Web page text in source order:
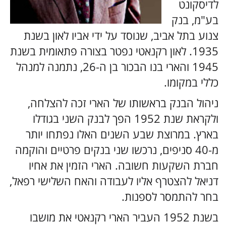
לדיסקונט
בע"מ, בנק
צנוע בתל אביב, שנוסד על ידי אביו לאון בשנת
1935. לאון רקנאטי נפטר בצורה פתאומית בשנת
1945 והארי בנו הבכור בן ה-26, נתמנה למנהל
כללי במקומו.
ניהול הבנק בראשותו של הארי זכה להצלחה,
ולקראת שנת 1952 הפך לבנק השני בגודלו
בארץ. במרוצת שבע השנים האלו נפתחו יותר
מ-40 סניפים, נרכשו שני בנקים פרטיים והוקמה
חברת השקעות חשובה. הארי הזמין את אחיו
דניאל להצטרף אליו לעבודה והאח השלישי רפאל,
בחר להתמסר לספנות.
בשנת 1952 העביר הארי רקנאטי את מושבו